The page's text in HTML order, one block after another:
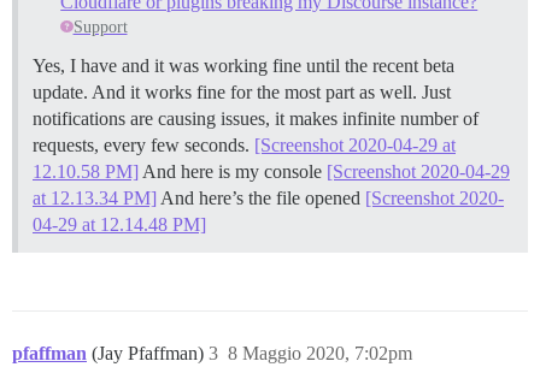
Support
Yes, I have and it was working fine until the recent beta
update. And it works fine for the most part as well. Just
notifications are causing issues, it makes infinite number of
requests, every few seconds. [Screenshot 2020-04-29 at
12.10.58 PM] And here is my console [Screenshot 2020-04-29
at 12.13.34 PM] And here’s the file opened [Screenshot 2020-
04-29 at 12.14.48 PM]
pfaffman (Jay Pfaffman) 8 Maggio 2020, 7:02pm
3